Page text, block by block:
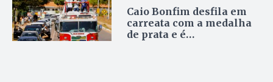
Caio Bonfim desfila em
carreata com a medalha
de prata e é